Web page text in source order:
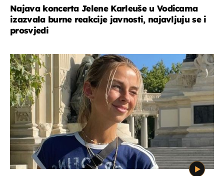
Najava koncerta Jelene Karleuše u Vodicama
izazvala burne reakcije javnosti, najavljuju se i
prosvjedi